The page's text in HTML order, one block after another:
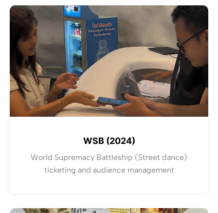
WSB (2024)
World Supremacy Battleship (Street dance)
ticketing and audience management